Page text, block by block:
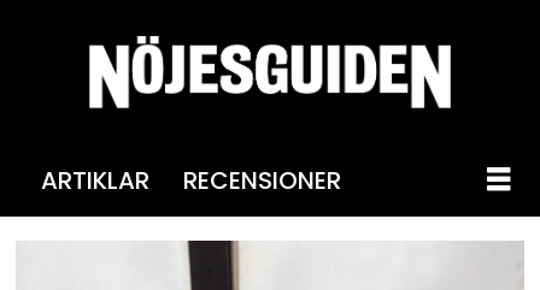
ARTIKLAR RECENSIONER